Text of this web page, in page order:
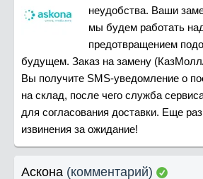
неудобства. Ваши
мы будем работать
предотвращением
будущем. Заказ на замену
Вы получите SMS-уведомление о
на склад, после чего служба
для согласования доставки. Еще
извинения за ожидание!
Аскона (комментарий)